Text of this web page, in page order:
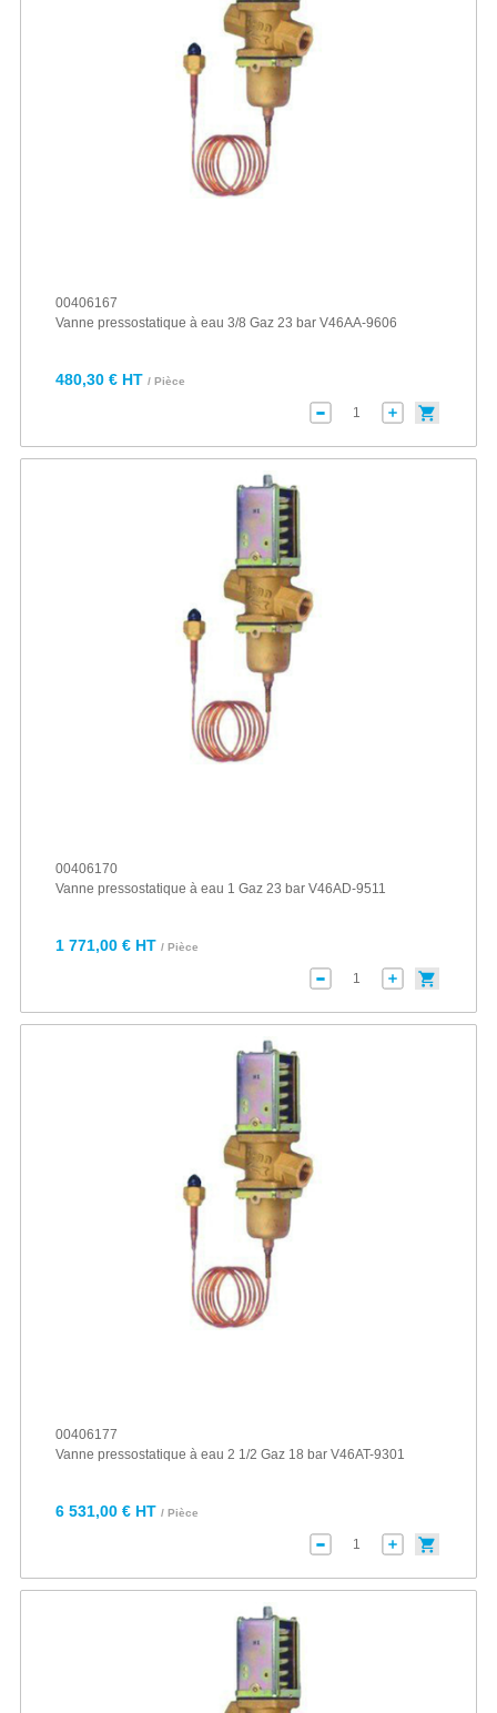
00406167
Vanne pressostatique à eau 3/8 Gaz 23 bar V46AA-9606
480,30 € HT / Pièce
00406170
Vanne pressostatique à eau 1 Gaz 23 bar V46AD-9511
1 771,00 € HT / Pièce
00406177
Vanne pressostatique à eau 2 1/2 Gaz 18 bar V46AT-9301
6 531,00 € HT / Pièce